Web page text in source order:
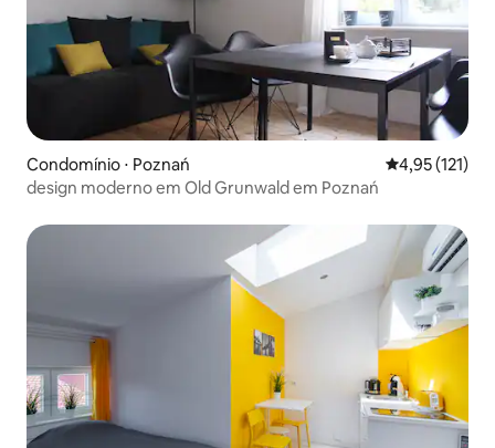
Condomínio ⋅ Poznań 4,95 de uma
4,95 (121)
design moderno em Old Grunwald em Poznań